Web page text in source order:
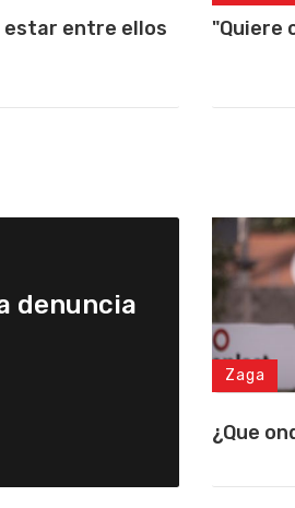
estar entre ellos
"Quiere
denuncia
Zaga
¿Que